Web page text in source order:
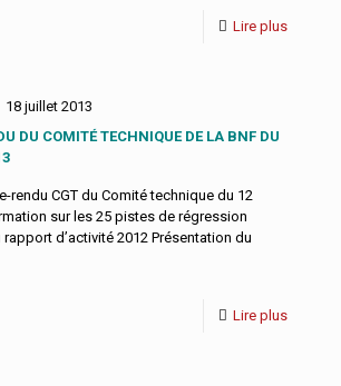
Lire plus
18 juillet 2013
DU COMITÉ TECHNIQUE DE LA BNF DU
rendu CGT du Comité technique du 12
sur les 25 pistes de régression
d’activité 2012 Présentation du
Lire plus